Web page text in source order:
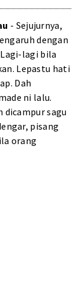
- Sejujurnya,
dengan
lagi bila
Lepastu hati
Dah
ni lalu.
dicampur sagu
pisang
orang